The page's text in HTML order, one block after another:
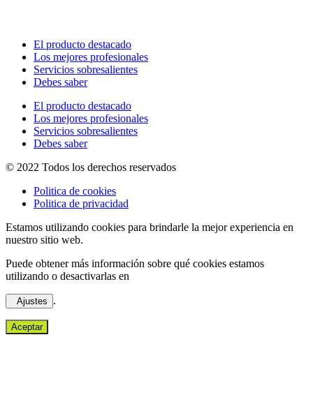
El producto destacado
Los mejores profesionales
Servicios sobresalientes
Debes saber
El producto destacado
Los mejores profesionales
Servicios sobresalientes
Debes saber
© 2022 Todos los derechos reservados
Politica de cookies
Politica de privacidad
Estamos utilizando cookies para brindarle la mejor experiencia en
nuestro sitio web.
Puede obtener más información sobre qué cookies estamos
utilizando o desactivarlas en
Ajustes .
Aceptar